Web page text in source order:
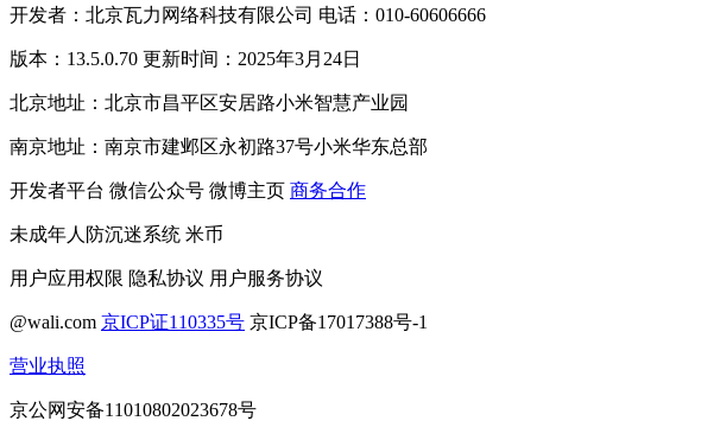
开发者：北京瓦力网络科技有限公司 电话：010-60606666
版本：13.5.0.70 更新时间：2025年3月24日
北京地址：北京市昌平区安居路小米智慧产业园
南京地址：南京市建邺区永初路37号小米华东总部
开发者平台 微信公众号 微博主页 商务合作
未成年人防沉迷系统 米币
用户应用权限 隐私协议 用户服务协议
@wali.com 京ICP证110335号 京ICP备17017388号-1
营业执照
京公网安备11010802023678号